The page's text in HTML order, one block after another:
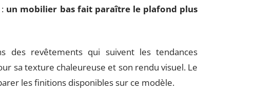
un mobilier bas fait paraître le plafond plus
des revêtements qui suivent les tendances
sa texture chaleureuse et son rendu visuel. Le
les finitions disponibles sur ce modèle.